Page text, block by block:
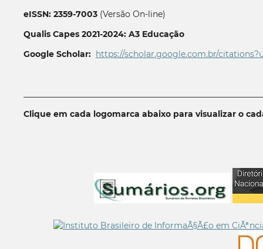
eISSN: 2359-7003(Versão On-line)
Qualis Capes 2021-2024: A3 Educação
Google Scholar: https://scholar.google.com.br/
Clique em cada logomarca abaixo para visualizar o